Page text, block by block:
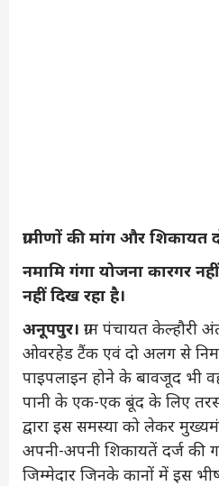
ग्रामीणों की मांग और शिकायत
नमामि गंगा योजना कारगर
नहीं दिख रहा है।
अनूपपुर। ग्राम पंचायत केल्हौरी
ओवरहेड टैंक एवं दो अलग से
पाइपलाइन होने के बावजूद भी
पानी के एक-एक बूंद के लिए
द्वारा इस समस्या को लेकर
अपनी-अपनी शिकायतें दर्ज की
जिम्मेदार जिनके कानों में इस